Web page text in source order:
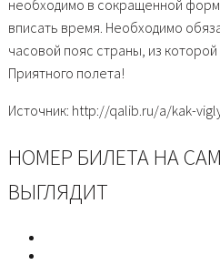
необходимо в сокращенной
вписать время. Необходимо
часовой пояс страны, из
Приятного полета!
Источник: http://qalib.ru/a/kak-
НОМЕР БИЛЕТА НА
ВЫГЛЯДИТ